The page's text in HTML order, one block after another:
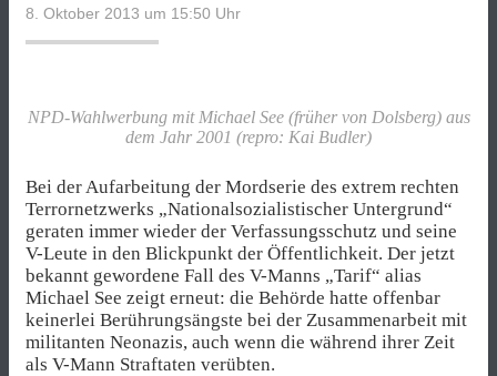
8. Oktober 2013 um 15:50 Uhr
NPD-Wahlwerbung mit Michael See (früher von Dolsberg) aus
dem Jahr 2001 (repro: Kai Budler)
Bei der Aufarbeitung der Mordserie des extrem rechten
Terrornetzwerks „Nationalsozialistischer Untergrund“
geraten immer wieder der Verfassungsschutz und seine
V-Leute in den Blickpunkt der Öffentlichkeit. Der jetzt
bekannt gewordene Fall des V-Manns „Tarif“ alias
Michael See zeigt erneut: die Behörde hatte offenbar
keinerlei Berührungsängste bei der Zusammenarbeit mit
militanten Neonazis, auch wenn die während ihrer Zeit
als V-Mann Straftaten verübten.